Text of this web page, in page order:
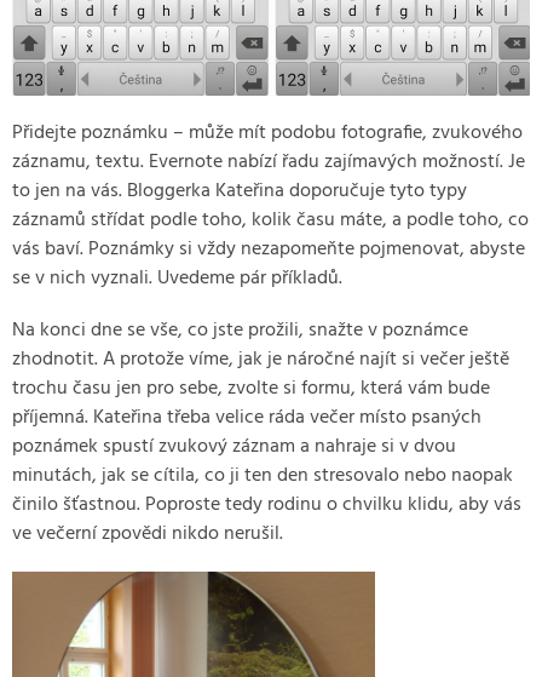
Přidejte poznámku – může mít podobu fotografie, zvukového
záznamu, textu. Evernote nabízí řadu zajímavých možností. Je
to jen na vás. Bloggerka Kateřina doporučuje tyto typy
záznamů střídat podle toho, kolik času máte, a podle toho, co
vás baví. Poznámky si vždy nezapomeňte pojmenovat, abyste
se v nich vyznali. Uvedeme pár příkladů.
Na konci dne se vše, co jste prožili, snažte v poznámce
zhodnotit. A protože víme, jak je náročné najít si večer ještě
trochu času jen pro sebe, zvolte si formu, která vám bude
příjemná. Kateřina třeba velice ráda večer místo psaných
poznámek spustí zvukový záznam a nahraje si v dvou
minutách, jak se cítila, co ji ten den stresovalo nebo naopak
činilo šťastnou. Poproste tedy rodinu o chvilku klidu, aby vás
ve večerní zpovědi nikdo nerušil.